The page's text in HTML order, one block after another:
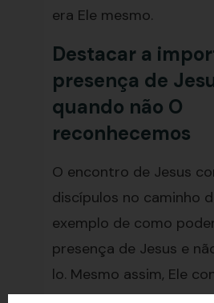
era Ele mesmo.
Destacar a
presença de
quando não O
reconhecemos
O encontro de Jesus
discípulos no caminho
exemplo de como
presença de Jesus e
lo. Mesmo assim, Ele